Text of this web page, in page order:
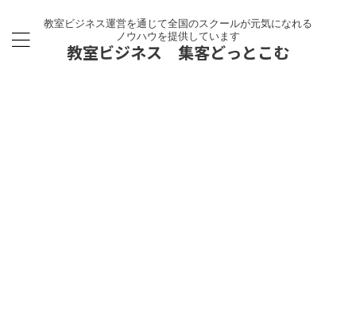
教室ビジネス運営を通じて全国のスクールが元気になれる
ノウハウを提供しています
教室ビジネス 集客どっとこむ